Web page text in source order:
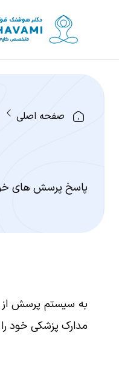
صفحه اصلی
پاسخ پرسش های خود
به سیستم پرسش
مدارک پزشکی خود